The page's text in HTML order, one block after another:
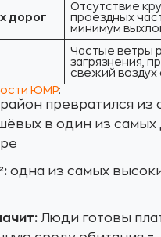
дорог
Отсутствие
проездных
минимум
Частые ветры
загрязнения,
свежий воздух
ЮМР:
превратился из
в один из самых
одна из самых
Люди готовы